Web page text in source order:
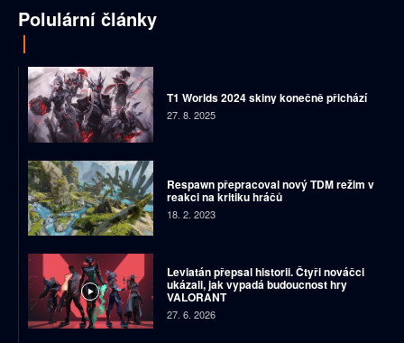
Polulární články
T1 Worlds 2024 skiny konečně přichází
27. 8. 2025
Respawn přepracoval nový TDM režim v
reakci na kritiku hráčů
18. 2. 2023
Leviatán přepsal historii. Čtyři nováčci
ukázali, jak vypadá budoucnost hry
VALORANT
27. 6. 2026